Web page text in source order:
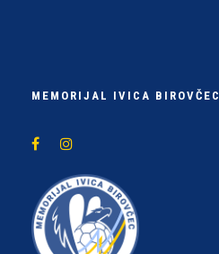
MEMORIJAL IVICA BIROVČEC